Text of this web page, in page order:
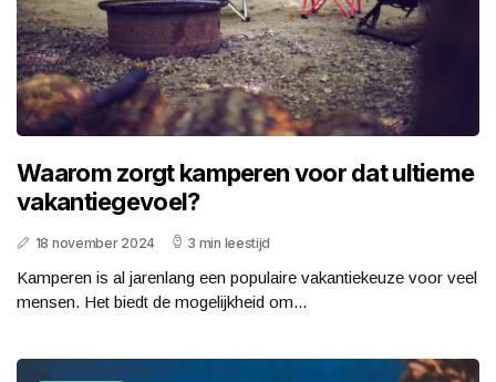
Waarom zorgt kamperen voor dat ultieme
vakantiegevoel?
18 november 2024 3 min leestijd
Kamperen is al jarenlang een populaire vakantiekeuze voor veel
mensen. Het biedt de mogelijkheid om...